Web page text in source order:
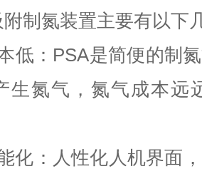
氮装置主要有以下
：PSA是简便的制氮
生氮气，氮气成本远
：人性化人机界面，